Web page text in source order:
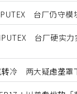
台厂仍守模
台厂硬实力
转冷 两大疑虑垄罩